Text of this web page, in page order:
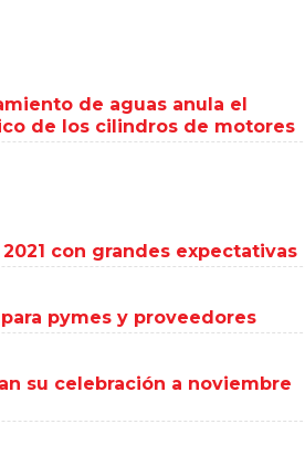
de aguas anula el
de los cilindros de motores
con grandes expectativas
pymes y proveedores
su celebración a noviembre